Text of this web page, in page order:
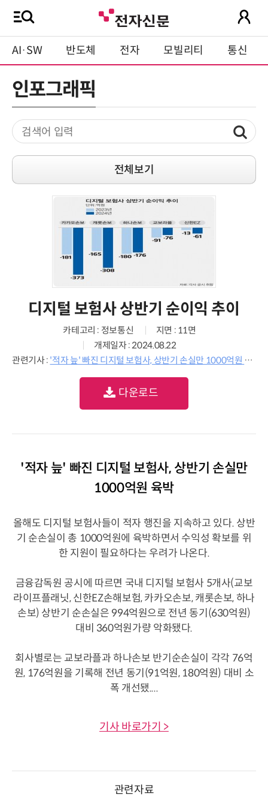
AI·SW 반도체 전자 모빌리티 통신
인포그래픽
전체보기
디지털 보험사 상반기 순이익 추이
카테고리 : 정보통신
지면 : 11면
개제일자 : 2024.08.22
관련기사 : '적자 늪' 빠진 디지털 보험사, 상반기 손실만 1000억원 육박
다운로드
'적자 늪' 빠진 디지털 보험사, 상반기 손실만
1000억원 육박
올해도 디지털 보험사들이 적자 행진을 지속하고 있다. 상반
기 순손실이 총 1000억원에 육박하면서 수익성 확보를 위
한 지원이 필요하다는 우려가 나온다.
금융감독원 공시에 따르면 국내 디지털 보험사 5개사(교보
라이프플래닛, 신한EZ손해보험, 카카오손보, 캐롯손보, 하나
손보) 상반기 순손실은 994억원으로 전년 동기(630억원)
대비 360억원가량 악화됐다.
회사별로는 교보라플과 하나손보 반기순손실이 각각 76억
원, 176억원을 기록해 전년 동기(91억원, 180억원) 대비 소
폭 개선됐....
기사 바로가기 >
관련자료